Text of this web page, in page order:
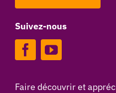
Suivez-nous
Faire découvrir et